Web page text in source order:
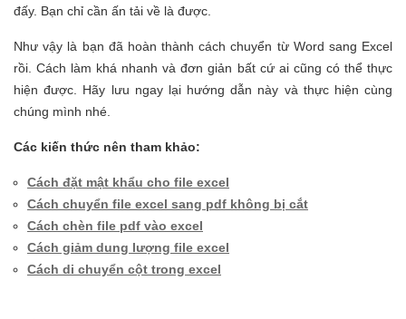
đấy. Bạn chỉ cần ấn tải về là được.
Như vậy là bạn đã hoàn thành cách chuyển từ Word sang Excel
rồi. Cách làm khá nhanh và đơn giản bất cứ ai cũng có thể thực
hiện được. Hãy lưu ngay lại hướng dẫn này và thực hiện cùng
chúng mình nhé.
Các kiến thức nên tham khảo:
Cách đặt mật khẩu cho file excel
Cách chuyển file excel sang pdf không bị cắt
Cách chèn file pdf vào excel
Cách giảm dung lượng file excel
Cách di chuyển cột trong excel